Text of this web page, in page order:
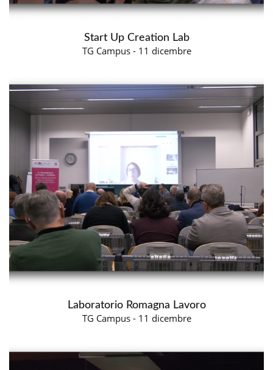
Start Up Creation Lab
TG Campus - 11 dicembre
Laboratorio Romagna Lavoro
TG Campus - 11 dicembre